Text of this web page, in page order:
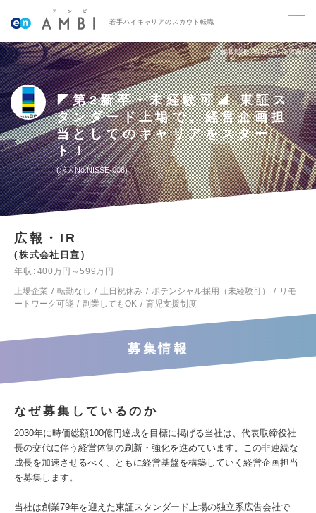
若手ハイキャリアのスカウト転職
掲載期間 26/07/30～26/08/12
◤第2新卒・未経験可◢ 東証ス
タンダード上場で、経営企画担
当としてのキャリアをスター
ト！
求人No.NISSE-008
広報・IR
株式会社日宣
年収
400万円～599万円
上場企業
転勤なし 土日祝休み ポテンシャル採用（未経験可）
リモ
ートワーク可能
副業してもOK 育児支援制度
募集情報
なぜ募集しているのか
2030年に時価総額100億円達成を目標に掲げる当社は、代表取締役社
長の交代に伴う経営体制の刷新・強化を進めています。この非連続な
成長を加速させるべく、ともに経営基盤を構築していく経営企画担当
を募集します。
当社は創業79年を迎えた東証スタンダード上場の独立系広告会社で